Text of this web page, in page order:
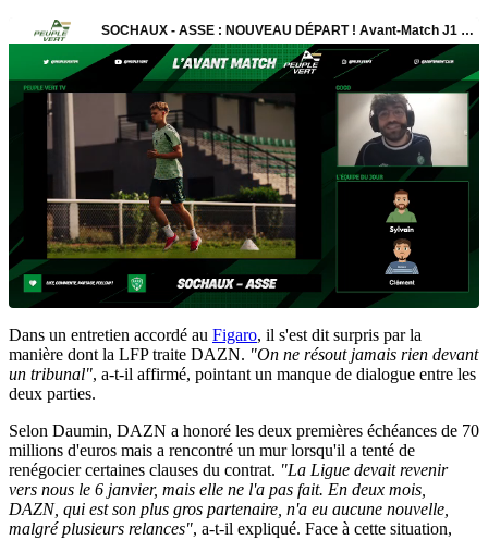
Dans un entretien accordé au Figaro, il s'est dit surpris par la
manière dont la LFP traite DAZN. "On ne résout jamais rien devant
un tribunal", a-t-il affirmé, pointant un manque de dialogue entre les
deux parties.
Selon Daumin, DAZN a honoré les deux premières échéances de 70
millions d'euros mais a rencontré un mur lorsqu'il a tenté de
renégocier certaines clauses du contrat. "La Ligue devait revenir
vers nous le 6 janvier, mais elle ne l'a pas fait. En deux mois,
DAZN, qui est son plus gros partenaire, n'a eu aucune nouvelle,
malgré plusieurs relances", a-t-il expliqué. Face à cette situation,